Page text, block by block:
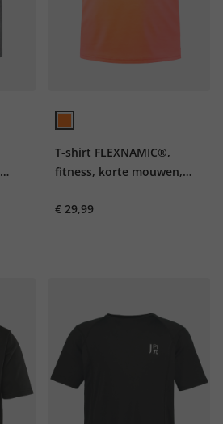
T-shirt FLEXNAMIC®,
fitness, korte mouwen,
QuickDry
€ 29,99